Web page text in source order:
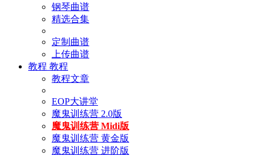
钢琴曲谱
精选合集
定制曲谱
上传曲谱
教程 教程
教程文章
EOP大讲堂
魔鬼训练营 2.0版
魔鬼训练营 Midi版
魔鬼训练营 黄金版
魔鬼训练营 进阶版